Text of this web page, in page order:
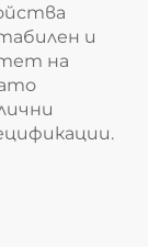
и
на